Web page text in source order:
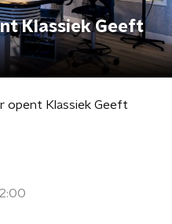
Klassiek Geeft
opent Klassiek Geeft